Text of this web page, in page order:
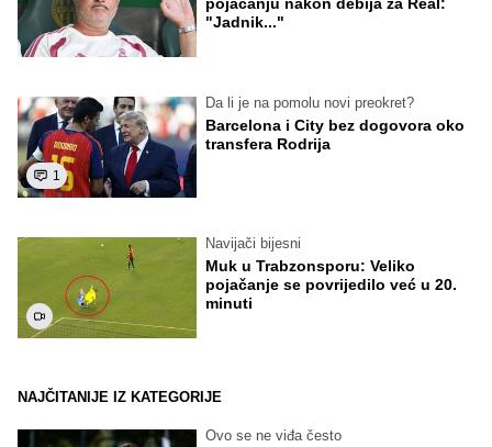
"Jadnik..."
1
Da li je na pomolu novi preokret?
Barcelona i City bez dogovora oko
transfera Rodrija
Navijači bijesni
Muk u Trabzonsporu: Veliko
pojačanje se povrijedilo već u 20.
minuti
NAJČITANIJE IZ KATEGORIJE
Ovo se ne viđa često